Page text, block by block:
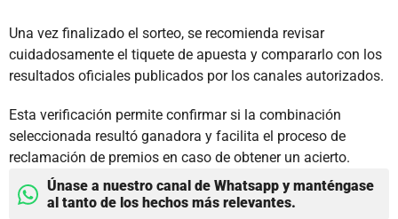
Una vez finalizado el sorteo, se recomienda revisar
cuidadosamente el tiquete de apuesta y compararlo con los
resultados oficiales publicados por los canales autorizados.
Esta verificación permite confirmar si la combinación
seleccionada resultó ganadora y facilita el proceso de
reclamación de premios en caso de obtener un acierto.
Únase a nuestro canal de Whatsapp y manténgase
al tanto de los hechos más relevantes.